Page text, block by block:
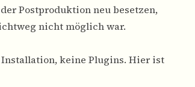
Postproduktion neu besetzen,
nicht möglich war.
keine Plugins. Hier ist